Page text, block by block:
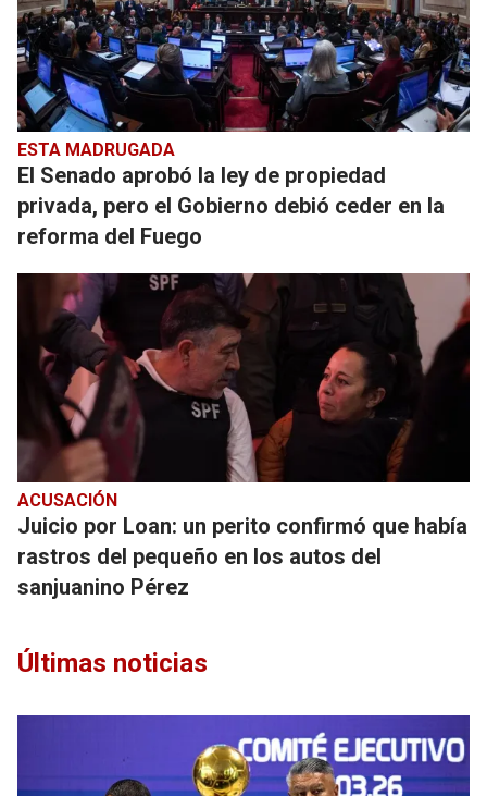
ESTA MADRUGADA
El Senado aprobó la ley de propiedad
privada, pero el Gobierno debió ceder en la
reforma del Fuego
ACUSACIÓN
Juicio por Loan: un perito confirmó que había
rastros del pequeño en los autos del
sanjuanino Pérez
Últimas noticias